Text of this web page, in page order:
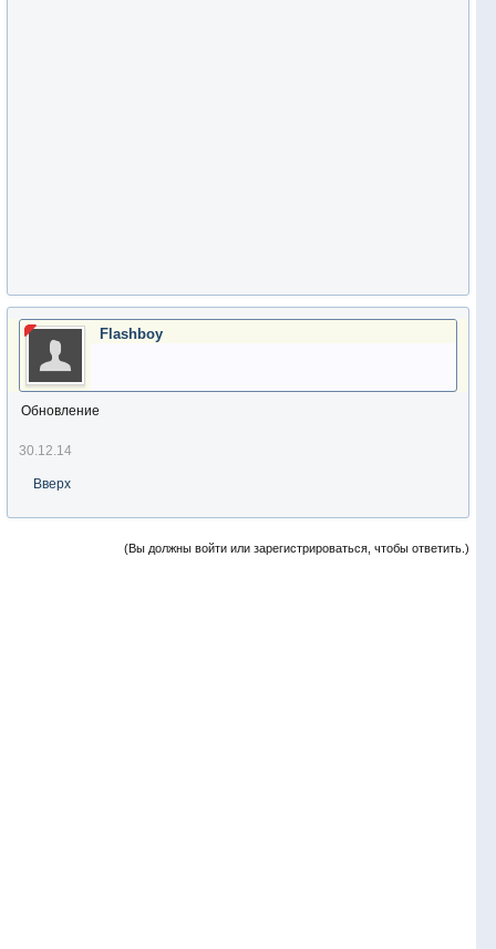
Flashboy
Обновление
30.12.14
Вверх
(Вы должны войти или зарегистрироваться, чтобы ответить.)